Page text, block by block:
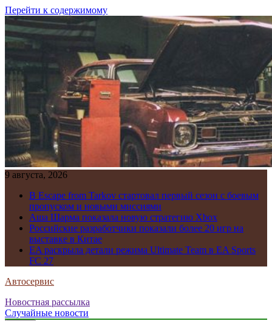
Перейти к содержимому
9 августа, 2026
В Escape from Tarkov стартовал первый сезон с боевым
пропуском и новыми миссиями
Аша Шарма показала новую стратегию Xbox
Российские разработчики показали более 20 игр на
выставке в Китае
EA раскрыла детали режима Ultimate Team в EA Sports
FC 27
Автосервис
Новостная рассылка
Случайные новости